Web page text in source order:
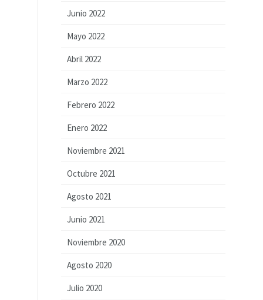
Junio 2022
Mayo 2022
Abril 2022
Marzo 2022
Febrero 2022
Enero 2022
Noviembre 2021
Octubre 2021
Agosto 2021
Junio 2021
Noviembre 2020
Agosto 2020
Julio 2020